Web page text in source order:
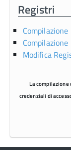
Registri
Modifica
La
credenziali di